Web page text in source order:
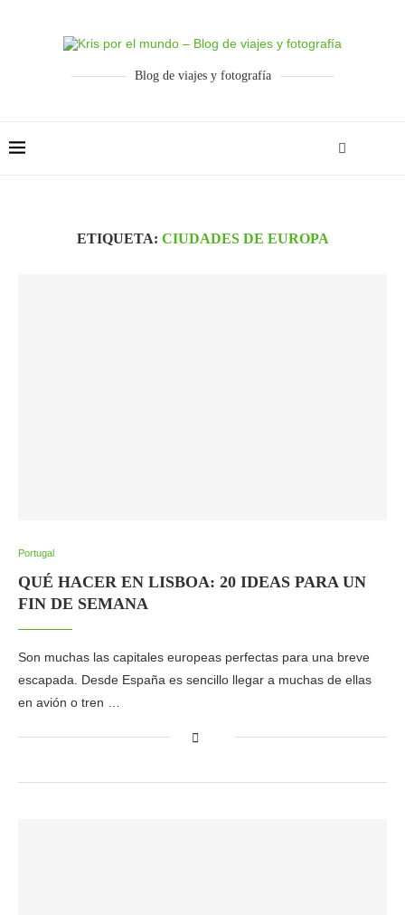
Blog de viajes y fotografía
ETIQUETA: CIUDADES DE EUROPA
Portugal
QUÉ HACER EN LISBOA: 20 IDEAS PARA UN
FIN DE SEMANA
Son muchas las capitales europeas perfectas para una breve
escapada. Desde España es sencillo llegar a muchas de ellas
en avión o tren …